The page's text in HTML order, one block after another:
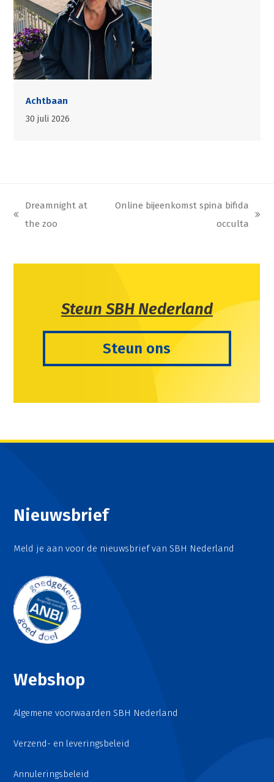
Achtbaan
30 juli 2026
previous
Dreamnight at
the zoo
Online bijeenkomst spina bifida
occulta
Steun SBH Nederland
Steun ons
Nieuwsbrief
Meld je aan voor de nieuwsbrief van SBH Nederland
Webshop
Algemene voorwaarden SBH Nederland
Verzend- en leveringsbeleid
Annuleringsbeleid